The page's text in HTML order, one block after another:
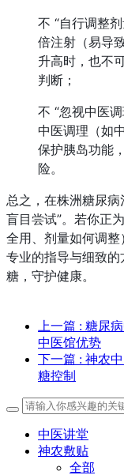
不 “自行调整
倍注射（易导
升高时，也不
判断；
不 “忽视中医
中医调理（如
保护胰岛功能
险。
总之，在株洲糖尿
盲目尝试”。若你正
全用、剂量如何调
专业的指导与细致
糖，守护健康。
上一篇 : 糖尿
中医馆优势
下一篇 : 神农
糖控制
中医讲堂
神农敷贴
全部